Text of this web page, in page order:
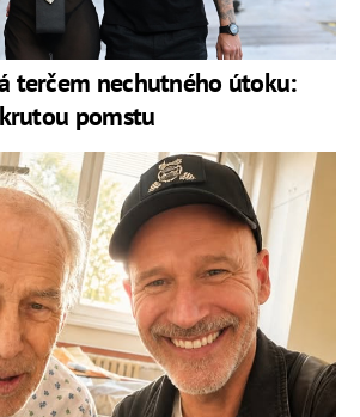
terčem nechutného útoku:
pomstu